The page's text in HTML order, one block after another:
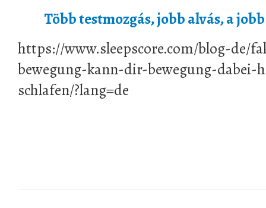
Több testmozgás, jobb alvás, a
https://www.sleepscore.com/blog-de/
bewegung-kann-dir-bewegung-dabei-
schlafen/?lang=de